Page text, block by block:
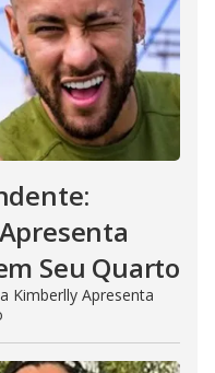
Seu Quarto
Kimberlly Apresenta